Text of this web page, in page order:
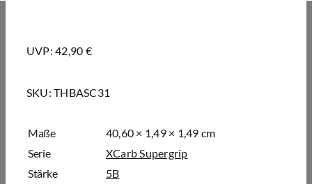
UVP: 42,90 €
SKU:THBASC31
Maße
40,60 × 1,49 × 1,49 cm
Serie
XCarb Supergrip
Stärke
5B